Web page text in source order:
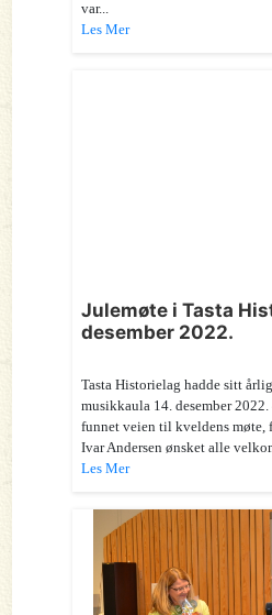
var...
Les Mer
Julemøte i Tasta
desember 2022.
Tasta Historielag hadde sitt
musikkaula 14. desember
funnet veien til kveldens møte,
Ivar Andersen ønsket alle
Les Mer